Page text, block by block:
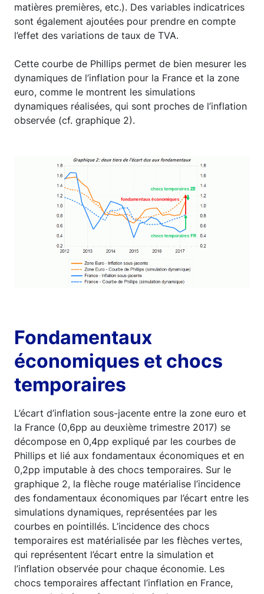
matières premières, etc.). Des variables indicatrices
sont également ajoutées pour prendre en compte
l’effet des variations de taux de TVA.
Cette courbe de Phillips permet de bien mesurer les
dynamiques de l’inflation pour la France et la zone
euro, comme le montrent les simulations
dynamiques réalisées, qui sont proches de l’inflation
observée (cf. graphique 2).
Fondamentaux
économiques et chocs
temporaires
L’écart d’inflation sous-jacente entre la zone euro et
la France (0,6pp au deuxième trimestre 2017) se
décompose en 0,4pp expliqué par les courbes de
Phillips et lié aux fondamentaux économiques et en
0,2pp imputable à des chocs temporaires. Sur le
graphique 2, la flèche rouge matérialise l’incidence
des fondamentaux économiques par l’écart entre les
simulations dynamiques, représentées par les
courbes en pointillés. L’incidence des chocs
temporaires est matérialisée par les flèches vertes,
qui représentent l’écart entre la simulation et
l’inflation observée pour chaque économie. Les
chocs temporaires affectant l’inflation en France,